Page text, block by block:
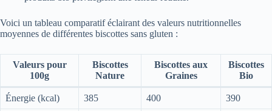
Voici un tableau comparatif éclairant des valeurs nutritionnelles
moyennes de différentes biscottes sans gluten :
Valeurs pour
100g
Biscottes
Nature
Biscottes aux
Graines
Biscottes
Bio
Énergie (kcal) 385 400 390